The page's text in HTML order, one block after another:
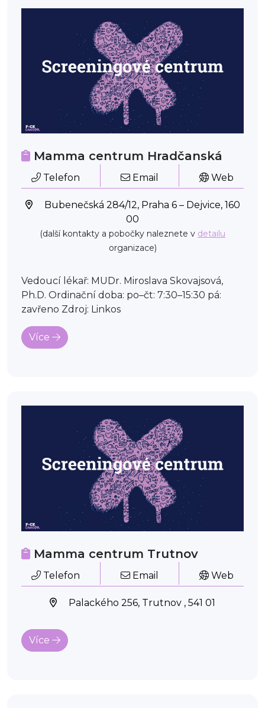
Mamma centrum Hradčanská
Telefon Email Web
Bubenečská 284/12, Praha 6 – Dejvice, 160
00
(další kontakty a pobočky naleznete v detailu
organizace)
Vedoucí lékař: MUDr. Miroslava Skovajsová,
Ph.D. Ordinační doba: po–čt: 7:30–15:30 pá:
zavřeno Zdroj: Linkos
Více
Mamma centrum Trutnov
Telefon Email Web
Palackého 256, Trutnov , 541 01
Více